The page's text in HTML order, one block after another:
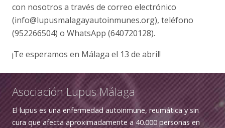
con nosotros a través de correo electrónico
(info@lupusmalagayautoinmunes.org), teléfono
(952266504) o WhatsApp (640720128).
¡Te esperamos en Málaga el 13 de abril!
Asociación Lupus Málaga
El lupus es una enfermedad autoinmune, reumática y sin
cura que afecta aproximadamente a 40.000 personas en